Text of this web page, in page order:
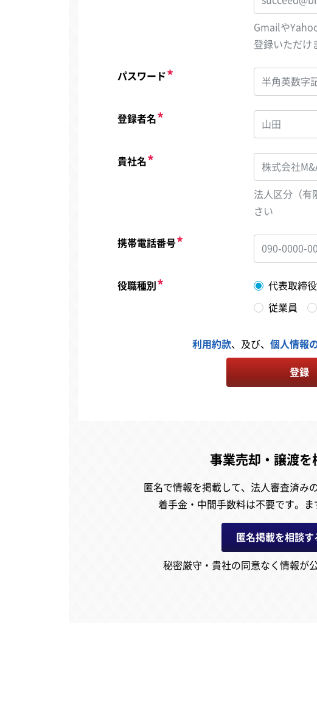
Gmailや
登録いただけ
パスワード
登録者名
貴社名
法人区分（有
さい
携帯電話番号
役職種別 代表取締
従業員
利用約款、及び、 個人情報
登録
事業売却・譲渡を
匿名で情報を掲載して、 法人審査済み
着手金・中間手数料は不要です。
匿名掲載を相談す
秘密厳守・貴社の同意なく情報が